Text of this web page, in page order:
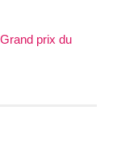
prix du